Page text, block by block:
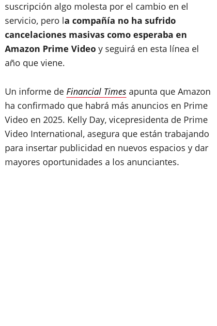
suscripción algo molesta por el cambio en el
servicio, pero la compañía no ha sufrido
cancelaciones masivas como esperaba en
Amazon Prime Video y seguirá en esta línea el
año que viene.
Un informe de Financial Times apunta que Amazon
ha confirmado que habrá más anuncios en Prime
Video en 2025. Kelly Day, vicepresidenta de Prime
Video International, asegura que están trabajando
para insertar publicidad en nuevos espacios y dar
mayores oportunidades a los anunciantes.